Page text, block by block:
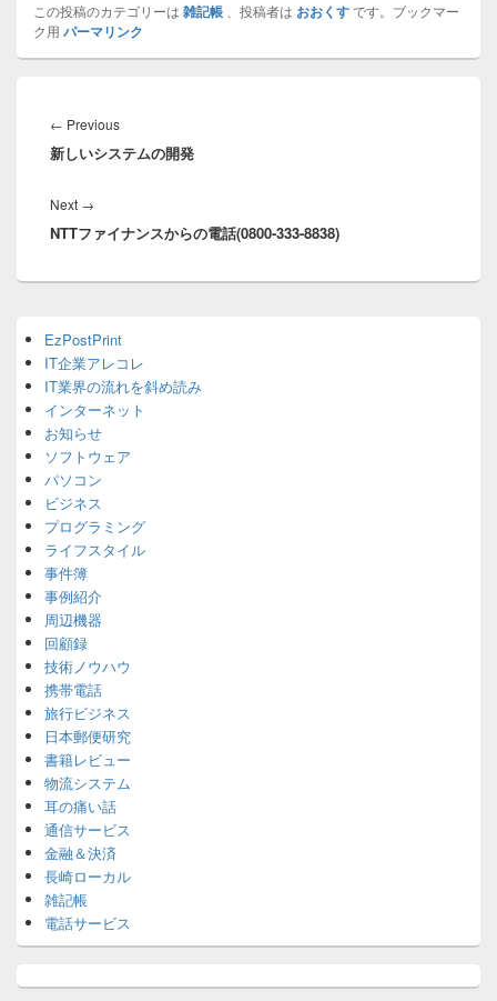
この投稿のカテゴリーは 雑記帳 、投稿者は おおくすです。ブックマー
ク用 パーマリンク
稿
ナ
ゲ
シ
← PreviousPrevious
post:
新しいシステムの開発
Next →
post:
NTTファイナンスからの電話(0800-333-8838)
Sidebar
Widget
Area
EzPostPrint
IT企業アレコレ
IT業界の流れを斜め読み
インターネット
お知らせ
ソフトウェア
パソコン
ビジネス
プログラミング
ライフスタイル
事件簿
事例紹介
周辺機器
回顧録
技術ノウハウ
携帯電話
旅行ビジネス
日本郵便研究
書籍レビュー
物流システム
耳の痛い話
通信サービス
金融＆決済
長崎ローカル
雑記帳
電話サービス